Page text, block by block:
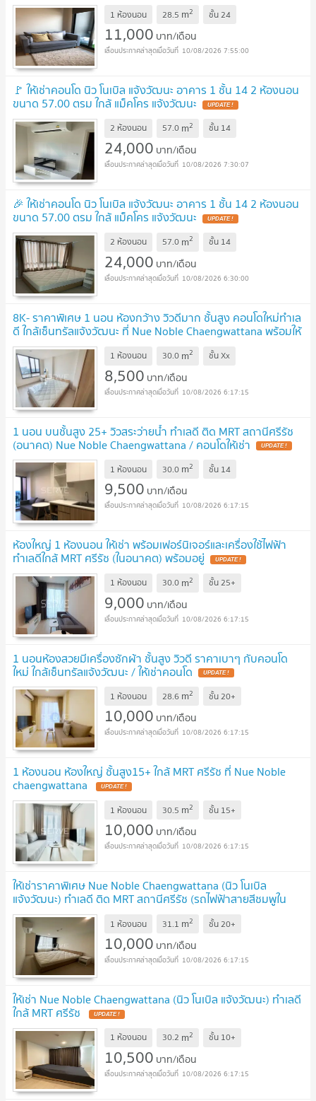
1 ห้องนอน 28.5 m2 ชั้น24
11,000 บาท/เดือน
10/08/2026 7:55:00
🚩 ให้เช่าคอนโด นิว โนเบิล แจ้งวัฒนะ อาคาร 1 ชั้น 14 2 ห้องนอน
ขนาด 57.00 ตรม ใกล้ แม็คโคร แจ้งวัฒนะ UPDATE !
2 ห้องนอน 57.0 m2 ชั้น 14
24,000 บาท/เดือน
10/08/2026 7:30:07
🎉 ให้เช่าคอนโด นิว โนเบิล แจ้งวัฒนะ อาคาร 1 ชั้น 14 2 ห้องนอน
ขนาด 57.00 ตรม ใกล้ แม็คโคร แจ้งวัฒนะ UPDATE !
2 ห้องนอน 57.0 m2 ชั้น 14
24,000 บาท/เดือน
10/08/2026 6:30:00
8K- ราคาพิเศษ 1 นอน ห้องกว้าง วิวดีมาก ชั้นสูง คอนโดใหม่ทำเล
ดี ใกล้เซ็นทรัลแจ้งวัฒนะ ที่ Nue Noble Chaengwattana พร้อมให้
เช่า UPDATE !
1 ห้องนอน 30.0 m2 ชั้นXx
8,500 บาท/เดือน
10/08/2026 6:17:15
1 นอน บนชั้นสูง 25+ วิวสระว่ายน้ำ ทำเลดี ติด MRT สถานีศรีรัช
(อนาคต) Nue Noble Chaengwattana / คอนโดให้เช่า UPDATE !
1 ห้องนอน 30.0 m2 ชั้น 14
9,500 บาท/เดือน
10/08/2026 6:17:15
ห้องใหญ่ 1 ห้องนอน ให้เช่า พร้อมเฟอร์นิเจอร์และเครื่องใช้ไฟฟ้า
ทำเลดีใกล้ MRT ศรีรัช (ในอนาคต) พร้อมอยู่ UPDATE !
1 ห้องนอน 30.0 m2 ชั้น25+
9,000 บาท/เดือน
10/08/2026 6:17:15
1 นอนห้องสวยมีเครื่องซักผ้า ชั้นสูง วิวดี ราคาเบาๆ กับคอนโด
ใหม่ ใกล้เซ็นทรัลแจ้งวัฒนะ / ให้เช่าคอนโด UPDATE !
1 ห้องนอน 28.6 m2 ชั้น20+
10,000 บาท/เดือน
10/08/2026 6:17:15
1 ห้องนอน ห้องใหญ่ ชั้นสูง15+ ใกล้ MRT ศรีรัช ที่ Nue Noble
chaengwattana UPDATE !
1 ห้องนอน 30.5 m2 ชั้น 15+
10,000 บาท/เดือน
10/08/2026 6:17:15
ให้เช่าราคาพิเศษ Nue Noble Chaengwattana (นิว โนเบิล
แจ้งวัฒนะ) ทำเลดี ติด MRT สถานีศรีรัช (รถไฟฟ้าสายสีชมพูใน
อนาคต) UPDATE !
1 ห้องนอน 31.1 m2 ชั้น20+
10,000 บาท/เดือน
10/08/2026 6:17:15
ให้เช่า Nue Noble Chaengwattana (นิว โนเบิล แจ้งวัฒนะ) ทำเลดี
ใกล้ MRT ศรีรัช UPDATE !
1 ห้องนอน 30.2 m2 ชั้น 10+
10,500 บาท/เดือน
10/08/2026 6:17:15